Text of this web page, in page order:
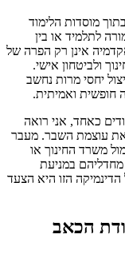
היחסים בתוך מוסדות הלימוד
לתלמיד או בין
אינן רק הפרה של
ולביטחון אישי.
יחסי מרות נחשב
ואמיתית.
כאחד, אני רואה
עוצמת השבר. מעבר
משרד החינוך או
מחדליהם במניעת
הזו היא הצעד
הכאב